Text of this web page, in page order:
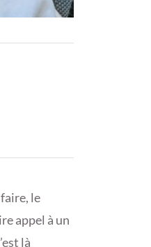
le
appel à un
là